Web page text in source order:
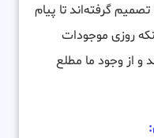
گرفته‌اند تا پیام
روزی موجودات
و از وجود ما مطلع